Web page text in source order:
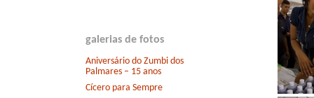
galerias de fotos
Aniversário do Zumbi dos
Palmares – 15 anos
Cícero para Sempre